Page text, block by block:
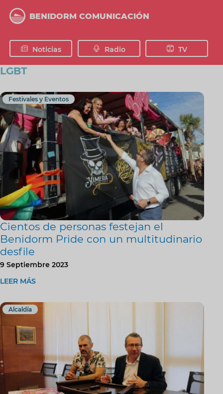
contenido
BENIDORM COMUNICACIÓN
Noticias Radio TV
LGBT
Festivales y Eventos
Cientos de personas festejan el
Benidorm Pride con un multitudinario
desfile
9 Septiembre 2023
LEER MÁS
Alcaldía